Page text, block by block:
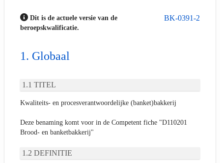
BK-0391-2
Dit is de actuele versie van de
beroepskwalificatie.
Globaal
TITEL
Kwaliteits- en procesverantwoordelijke (banket)bakkerij
Deze benaming komt voor in de Competent fiche "D110201
Brood- en banketbakkerij"
DEFINITIE